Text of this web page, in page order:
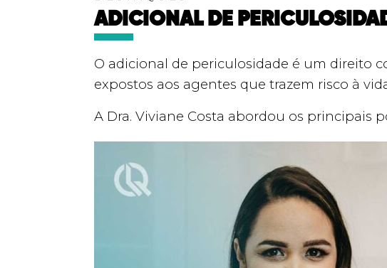
ADICIONAL DE
O adicional de periculosidade é um direito
expostos aos agentes que trazem risco à
A Dra. Viviane Costa abordou os principais